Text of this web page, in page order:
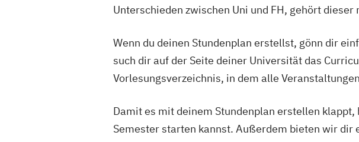
Unterschieden zwischen Uni und FH, gehört dieser
Wenn du deinen Stundenplan erstellst, gönn dir
such dir auf der Seite deiner Universität das
Vorlesungsverzeichnis, in dem alle
Damit es mit deinem Stundenplan erstellen
Semester starten kannst. Außerdem bieten wir dir